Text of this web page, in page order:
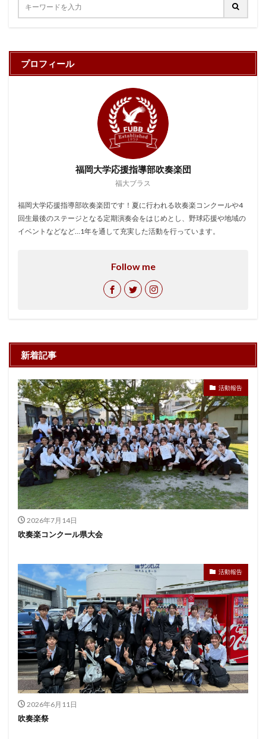
プロフィール
福岡大学応援指導部吹奏楽団
福大ブラス
福岡大学応援指導部吹奏楽団です！夏に行われる吹奏楽コンクールや4
回生最後のステージとなる定期演奏会をはじめとし、野球応援や地域の
イベントなどなど…1年を通して充実した活動を行っています。
Follow me
新着記事
活動報告
2026年7月14日
吹奏楽コンクール県大会
活動報告
2026年6月11日
吹奏楽祭